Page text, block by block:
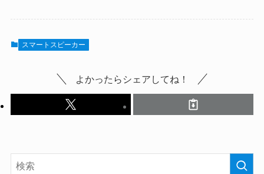
スマートスピーカー
よかったらシェアしてね！